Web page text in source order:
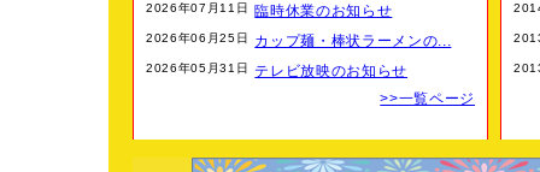
メッセージご希望は備
またこの度３月より【
オリジナル丼の仕入れ
2026年07月11日 臨時休業のお知らせ
2026年06月25日 カップ麺・棒状ラーメンの...
2026年05月31日
テレビ放映のお知らせ
>>一覧ページ